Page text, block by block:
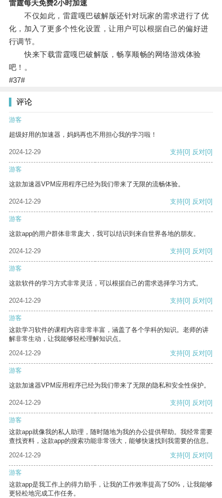
雷霆每天免费2小时加速
不仅如此，雷霆嘎巴破解版还针对玩家的需求进行了优
化，加入了更多个性化设置，让用户可以根据自己的偏好进
行调节。
快来下载雷霆嘎巴破解版，畅享顺畅的网络游戏体验
吧！。
#37#
评论
游客
超级好用的加速器，妈妈再也不用担心我的学习啦！
2024-12-29 支持[0] 反对[0]
游客
这款加速器VPM应用程序已经为我们带来了无限的流畅体验。
2024-12-29 支持[0] 反对[0]
游客
这款app的用户群体非常庞大，我可以结识到来自世界各地的朋友。
2024-12-29 支持[0] 反对[0]
游客
这款软件的学习方式非常灵活，可以根据自己的需求选择学习方式。
2024-12-29 支持[0] 反对[0]
游客
这款学习软件的课程内容非常丰富，涵盖了各个学科的知识。老师的讲
解非常生动，让我能够轻松理解知识点。
2024-12-29
支持[0] 反对[0]
游客
这款加速器VPM应用程序已经为我们带来了无限的隐私和安全性保护。
2024-12-29 支持[0] 反对[0]
游客
这款app就像我的私人助理，随时随地为我的办公提供帮助。我经常需要
查找资料，这款app的搜索功能非常强大，能够快速找到我需要的信息。
2024-12-29
支持[0] 反对[0]
游客
这款app是我工作上的得力助手，让我的工作效率提高了50%，让我能够
更轻松地完成工作任务。